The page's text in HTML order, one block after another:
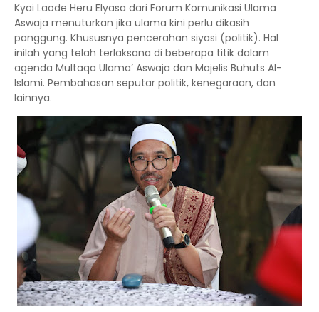
Kyai Laode Heru Elyasa dari Forum Komunikasi Ulama
Aswaja menuturkan jika ulama kini perlu dikasih
panggung. Khususnya pencerahan siyasi (politik). Hal
inilah yang telah terlaksana di beberapa titik dalam
agenda Multaqa Ulama’ Aswaja dan Majelis Buhuts Al-
Islami. Pembahasan seputar politik, kenegaraan, dan
lainnya.